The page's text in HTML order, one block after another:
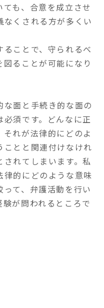
も、合意を成立させ
くされる方が多くい
ことで、守られるべ
ることが可能になり
な面と手続き的な面の
須です。どんなに正
れが法律的にどのよ
ことと関連付けなけれ
れてしまいます。私
律的にどのような意味
て、弁護活動を行い
が問われるところで